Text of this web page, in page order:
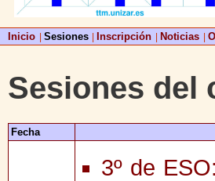
Inicio Sesiones Inscripción Noticias
Sesiones del
Fecha
3º de ESO: